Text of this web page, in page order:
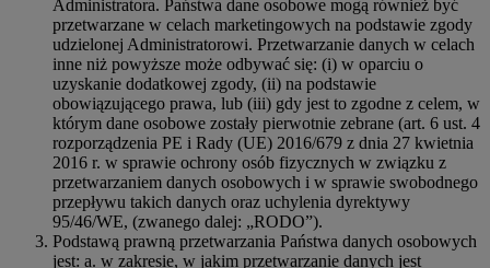
Administratora. Państwa dane osobowe mogą również być
przetwarzane w celach marketingowych na podstawie zgody
udzielonej Administratorowi. Przetwarzanie danych w celach
inne niż powyższe może odbywać się: (i) w oparciu o
uzyskanie dodatkowej zgody, (ii) na podstawie
obowiązującego prawa, lub (iii) gdy jest to zgodne z celem, w
którym dane osobowe zostały pierwotnie zebrane (art. 6 ust. 4
rozporządzenia PE i Rady (UE) 2016/679 z dnia 27 kwietnia
2016 r. w sprawie ochrony osób fizycznych w związku z
przetwarzaniem danych osobowych i w sprawie swobodnego
przepływu takich danych oraz uchylenia dyrektywy
95/46/WE, (zwanego dalej: „RODO”).
Podstawą prawną przetwarzania Państwa danych osobowych
jest: a. w zakresie, w jakim przetwarzanie danych jest